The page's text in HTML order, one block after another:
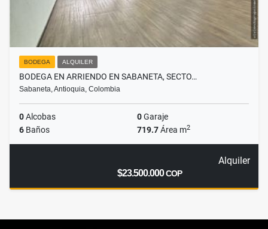
BODEGA ALQUILER
BODEGA EN ARRIENDO EN SABANETA, SECTO…
Sabaneta, Antioquia, Colombia
0Alcobas 0Garaje
6 Baños 719.7Área m2
Alquiler
$23.500.000COP